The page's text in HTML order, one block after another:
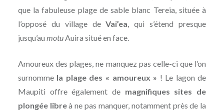
que la fabuleuse plage de sable blanc Tereia, située à
l’opposé du village deVai’ea, qui s’étend presque
jusqu’au motuAuira situé en face.
Amoureux des plages, ne manquez pas celle-ci que l’on
surnomme la plage des « amoureux » ! Le lagon de
Maupiti offre également de magnifiques sites de
plongée libreà ne pas manquer, notamment près de la